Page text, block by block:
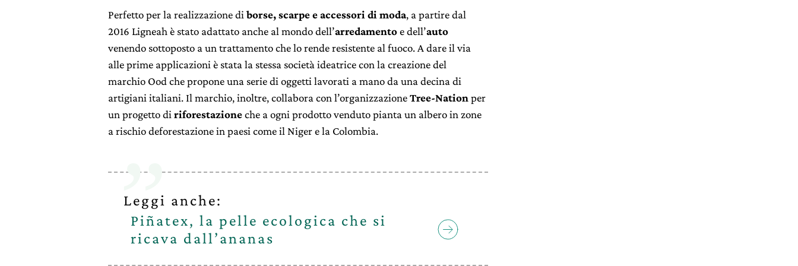
Perfetto per la realizzazione diborse, scarpe e accessori di moda, a partire dal
2016 Ligneah è stato adattato anche al mondo dell’arredamentoe dell’auto
venendo sottoposto a un trattamento che lo rende resistente al fuoco. A dare il via
alle prime applicazioni è stata la stessa società ideatrice con la creazione del
marchio Ood che propone una serie di oggetti lavorati a mano da una decina di
artigiani italiani. Il marchio, inoltre, collabora con l’organizzazioneTree-Nation per
un progetto di riforestazioneche a ogni prodotto venduto pianta un albero in zone
a rischio deforestazione in paesi come il Niger e la Colombia.
Leggi anche:
Piñatex, la pelle ecologica che si
ricava dall’ananas